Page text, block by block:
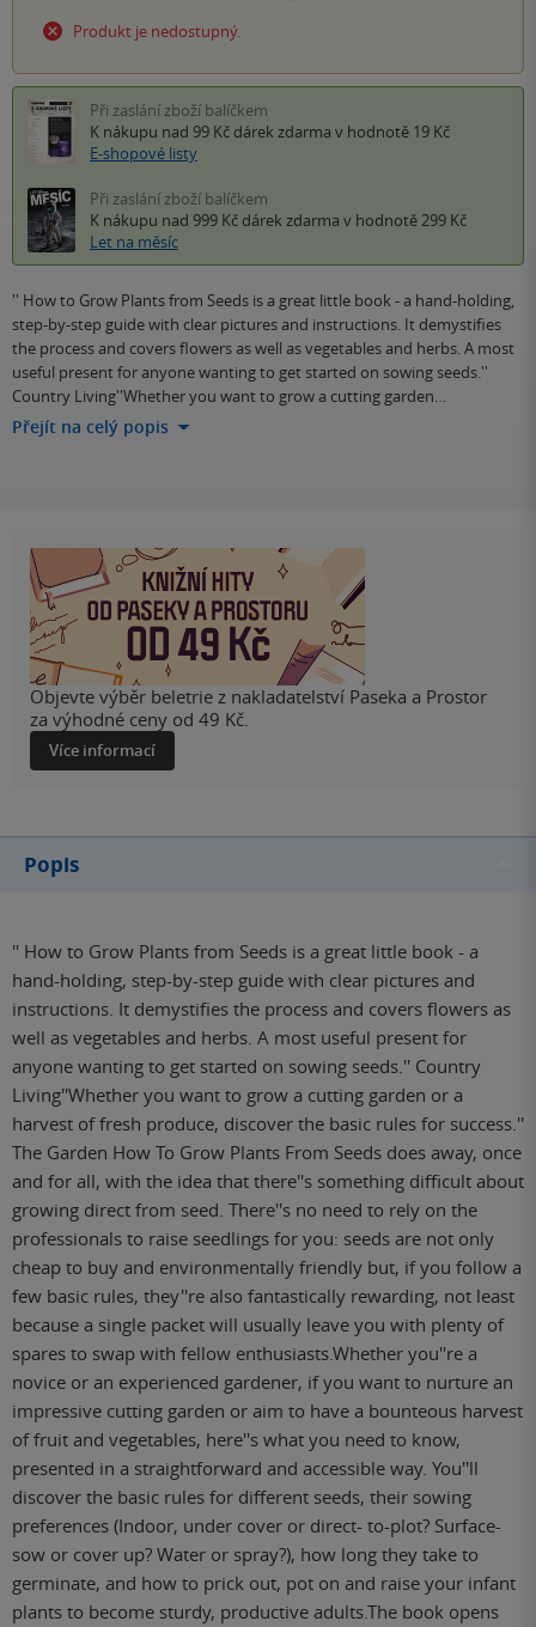
Produkt je nedostupný.
Při zaslání zboží balíčkem
K nákupu nad 99 Kč dárek zdarma v hodnotě 19 Kč
E-shopové listy
Při zaslání zboží balíčkem
K nákupu nad 999 Kč dárek zdarma v hodnotě 299 Kč
Let na měsíc
'' How to Grow Plants from Seeds is a great little book - a hand-holding,
step-by-step guide with clear pictures and instructions. It demystifies
the process and covers flowers as well as vegetables and herbs. A most
useful present for anyone wanting to get started on sowing seeds.''
Country Living''Whether you want to grow a cutting garden…
Přejít na celý popis
Objevte výběr beletrie z nakladatelství Paseka a Prostor
za výhodné ceny od 49 Kč.
Více informací
Popis
'' How to Grow Plants from Seeds is a great little book - a
hand-holding, step-by-step guide with clear pictures and
instructions. It demystifies the process and covers flowers as
well as vegetables and herbs. A most useful present for
anyone wanting to get started on sowing seeds.'' Country
Living''Whether you want to grow a cutting garden or a
harvest of fresh produce, discover the basic rules for success.''
The Garden How To Grow Plants From Seeds does away, once
and for all, with the idea that there''s something difficult about
growing direct from seed. There''s no need to rely on the
professionals to raise seedlings for you: seeds are not only
cheap to buy and environmentally friendly but, if you follow a
few basic rules, they''re also fantastically rewarding, not least
because a single packet will usually leave you with plenty of
spares to swap with fellow enthusiasts.Whether you''re a
novice or an experienced gardener, if you want to nurture an
impressive cutting garden or aim to have a bounteous harvest
of fruit and vegetables, here''s what you need to know,
presented in a straightforward and accessible way. You''ll
discover the basic rules for different seeds, their sowing
preferences (Indoor, under cover or direct- to-plot? Surface-
sow or cover up? Water or spray?), how long they take to
germinate, and how to prick out, pot on and raise your infant
plants to become sturdy, productive adults.The book opens